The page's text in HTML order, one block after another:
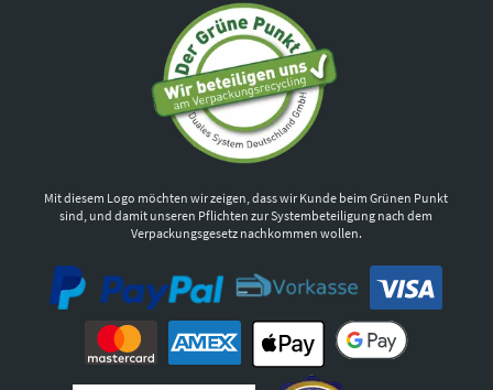
Mit diesem Logo möchten wir zeigen, dass wir Kunde beim Grünen Punkt
sind, und damit unseren Pflichten zur Systembeteiligung nach dem
Verpackungsgesetz nachkommen wollen.